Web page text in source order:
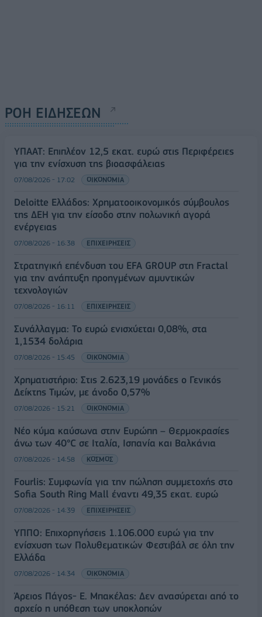
ΡΟΗ ΕΙΔΗΣΕΩΝ
ΥΠΑΑΤ: Επιπλέον 12,5 εκατ. ευρώ στις Περιφέρειες
για την ενίσχυση της βιοασφάλειας
07/08/2026 - 17:02 ΟΙΚΟΝΟΜΙΑ
Deloitte Ελλάδος: Χρηματοοικονομικός σύμβουλος
της ΔΕΗ για την είσοδο στην πολωνική αγορά
ενέργειας
07/08/2026 - 16:38 ΕΠΙΧΕΙΡΗΣΕΙΣ
Στρατηγική επένδυση του EFA GROUP στη Fractal
για την ανάπτυξη προηγμένων αμυντικών
τεχνολογιών
07/08/2026 - 16:11 ΕΠΙΧΕΙΡΗΣΕΙΣ
Συνάλλαγμα: Το ευρώ ενισχύεται 0,08%, στα
1,1534 δολάρια
07/08/2026 - 15:45 ΟΙΚΟΝΟΜΙΑ
Χρηματιστήριο: Στις 2.623,19 μονάδες ο Γενικός
Δείκτης Τιμών, με άνοδο 0,57%
07/08/2026 - 15:21 ΟΙΚΟΝΟΜΙΑ
Νέο κύμα καύσωνα στην Ευρώπη – Θερμοκρασίες
άνω των 40°C σε Ιταλία, Ισπανία και Βαλκάνια
07/08/2026 - 14:58 ΚΟΣΜΟΣ
Fourlis: Συμφωνία για την πώληση συμμετοχής στο
Sofia South Ring Mall έναντι 49,35 εκατ. ευρώ
07/08/2026 - 14:39 ΕΠΙΧΕΙΡΗΣΕΙΣ
ΥΠΠΟ: Επιχορηγήσεις 1.106.000 ευρώ για την
ενίσχυση των Πολυθεματικών Φεστιβάλ σε όλη την
Ελλάδα
07/08/2026 - 14:34 ΟΙΚΟΝΟΜΙΑ
Άρειος Πάγος- Ε. Μπακέλας: Δεν ανασύρεται από το
αρχείο η υπόθεση των υποκλοπών